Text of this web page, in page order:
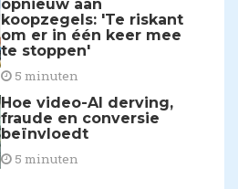
opnieuw aan
koopzegels: 'Te riskant
om er in één keer mee
te stoppen'
5 minuten
Hoe video-AI derving,
fraude en conversie
beïnvloedt
5 minuten